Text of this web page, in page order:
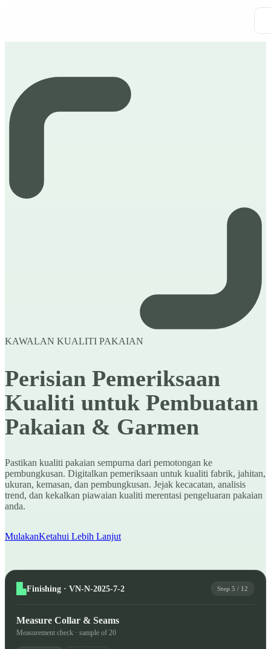
KAWALAN KUALITI PAKAIAN
Perisian Pemeriksaan
Kualiti untuk Pembuatan
Pakaian & Garmen
Pastikan kualiti pakaian sempurna dari pemotongan ke
pembungkusan. Digitalkan pemeriksaan untuk kualiti fabrik, jahitan,
ukuran, kemasan, dan pembungkusan. Jejak kecacatan, analisis
trend, dan kekalkan piawaian kualiti merentasi pengeluaran pakaian
anda.
MulakanKetahui Lebih Lanjut
Finishing · VN-N-2025-7-2 Step 5 / 12
Measure Collar & Seams
Measurement check · sample of 20